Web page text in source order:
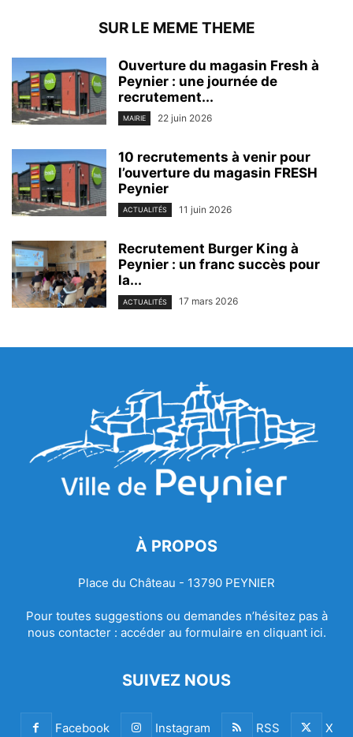
SUR LE MEME THEME
Ouverture du magasin Fresh à
Peynier : une journée de
recrutement...
MAIRIE 22 juin 2026
10 recrutements à venir pour
l’ouverture du magasin FRESH
Peynier
ACTUALITÉS 11 juin 2026
Recrutement Burger King à
Peynier : un franc succès pour
la...
ACTUALITÉS 17 mars 2026
À PROPOS
Place du Château - 13790 PEYNIER
Pour toutes suggestions ou demandes n’hésitez pas à
nous contacter : accéder au formulaire en cliquant ici.
SUIVEZ NOUS
Facebook Instagram RSS X